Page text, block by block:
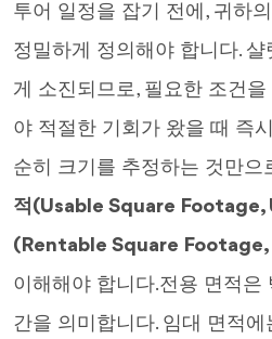
투어 일정을 잡기 전에, 귀하
정밀하게 정의해야 합니다.
게 소진되므로, 필요한 조건
야 적절한 기회가 왔을 때 즉
순히 크기를 추정하는 것만으
적(Usable Square Footage,
(Rentable Square Footage,
이해해야 합니다.전용 면적은
간을 의미합니다. 임대 면적